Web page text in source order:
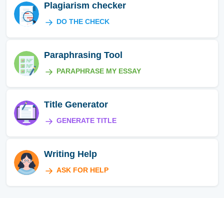
Plagiarism checker
DO THE CHECK
Paraphrasing Tool
PARAPHRASE MY ESSAY
Title Generator
GENERATE TITLE
Writing Help
ASK FOR HELP